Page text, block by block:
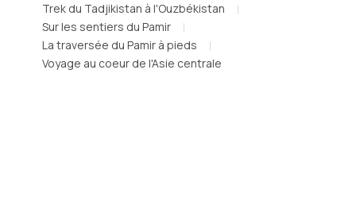
Trek du Tadjikistan à l'Ouzbékistan
Sur les sentiers du Pamir
La traversée du Pamir à pieds
Voyage au coeur de l'Asie centrale